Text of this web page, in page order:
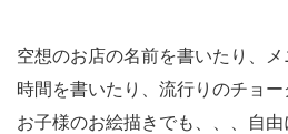
空想のお店の名前を書いたり、
時間を書いたり、流行りのチョー
お子様のお絵描きでも、、、自